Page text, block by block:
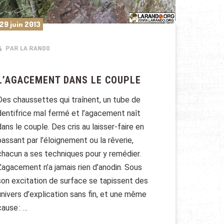
juin 2013
PAR LA RANDO
DANS LE COUPLE
chaussettes qui traînent, un tube de
mal fer­mé et l’agacement naît
le couple. Des cris au laisser-faire en
par l’éloignement ou la rêverie,
a ses techniques pour y remédier.
n’a jamais rien d’anodin. Sous
excitation de surface se tapissent des
d’explication sans fin, et une même
: …